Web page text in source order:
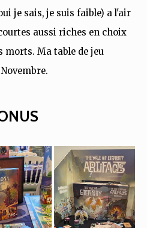
je sais, je suis faible) a l'air
aussi riches en choix
morts. Ma table de jeu